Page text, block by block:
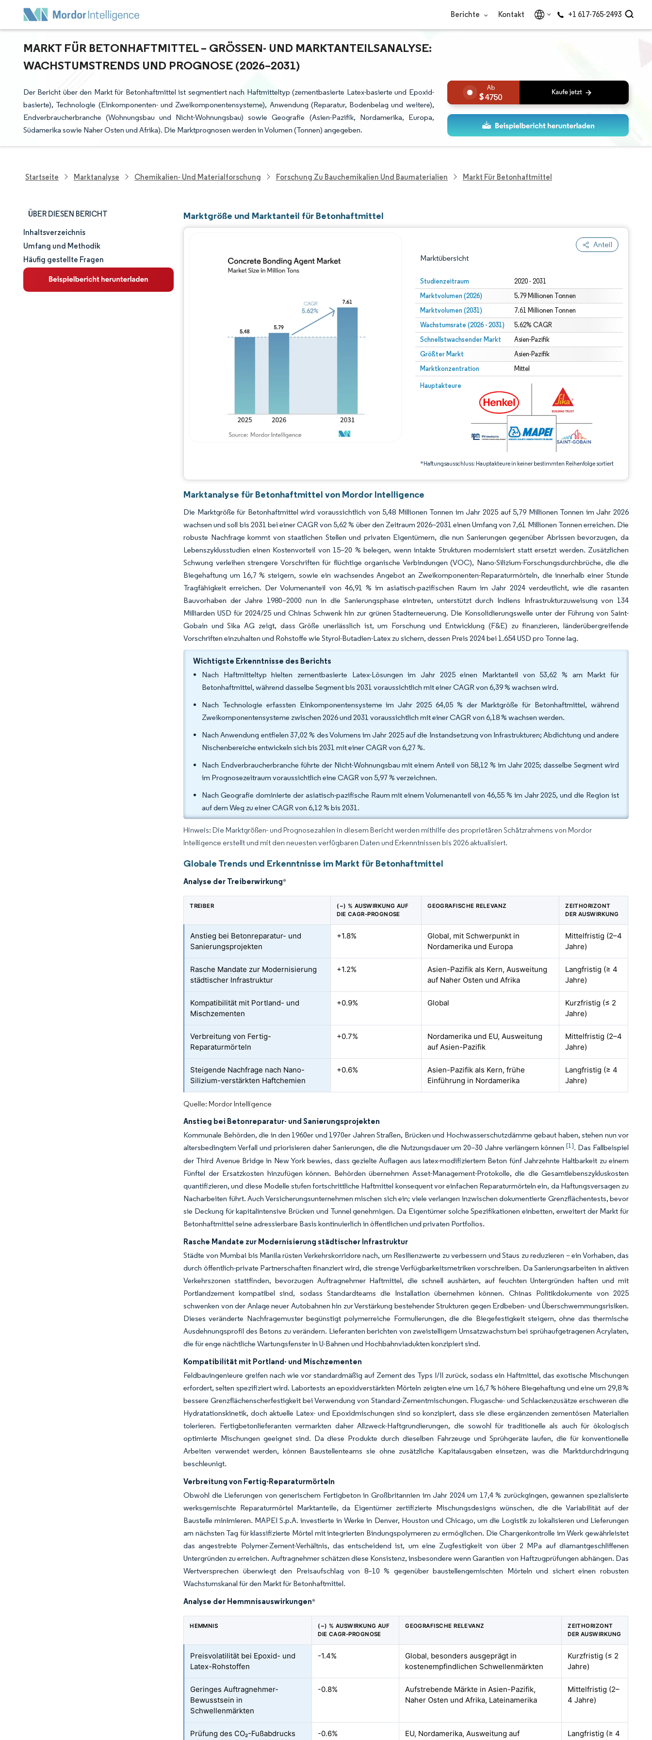
Berichte Kontakt +1 617-765-2493
MARKT FÜR BETONHAFTMITTEL – GRÖSSEN- UND MARKTANTEILSANALYSE: W
ACHSTUMSTRENDS UND PROGNOSE (2026–2031)
Der Bericht über den Markt für Betonhaftmittel ist segmentiert nach Haftmitteltyp (zementbasierte Latex-basierte und Epoxid-
basierte), Technologie (Einkomponenten- und Zweikomponentensysteme), Anwendung (Reparatur, Bodenbelag und weitere),
Endverbraucherbranche (Wohnungsbau und Nicht-Wohnungsbau) sowie Geografie (Asien-Pazifik, Nordamerika, Europa,
Südamerika sowie Naher Osten und Afrika). Die Marktprognosen werden in Volumen (Tonnen) angegeben.
4750
Startseite Marktanalyse Chemikalien- Und Materialforschung Forschung Zu Bauchemikalien Und Baumaterialien Markt Für Betonhaftmittel
ÜBER DIESEN BERICHT
Marktgröße und -anteil
Marktanalyse
Trends und Einblicke
Inhaltsverzeichnis
Umfang und Methodik
Häufig gestellte Fragen
Marktgröße und Marktanteil für Betonhaftmittel
Anteil
Marktübersicht
Studienzeitraum 2020 - 2031
Marktvolumen (2026) 5.79 Millionen Tonnen
Marktvolumen (2031) 7.61 Millionen Tonnen
Wachstumsrate (2026 - 2031) 5.62% CAGR
Schnellstwachsender Markt Asien-Pazifik
Größter Markt Asien-Pazifik
Marktkonzentration Mittel
Hauptakteure
*Haftungsausschluss: Hauptakteure in keiner bestimmten Reihenfolge sortiert
Bild © Mordor Intelligence. Wiederverwendung erfordert Namensnennung gemäß CC BY 4.0.
Bild © Mordor Intelligence. Wiederverwendung erfordert Namensnennung gemäß CC BY 4.0.
Marktanalyse für Betonhaftmittel von Mordor Intelligence
Die Marktgröße für Betonhaftmittel wird voraussichtlich von 5,48 Millionen Tonnen im Jahr 2025 auf 5,79 Millionen Tonnen im Jahr 2026
wachsen und soll bis 2031 bei einer CAGR von 5,62 % über den Zeitraum 2026–2031 einen Umfang von 7,61 Millionen Tonnen erreichen. Die
robuste Nachfrage kommt von staatlichen Stellen und privaten Eigentümern, die nun Sanierungen gegenüber Abrissen bevorzugen, da
Lebenszyklusstudien einen Kostenvorteil von 15–20 % belegen, wenn intakte Strukturen modernisiert statt ersetzt werden. Zusätzlichen
Schwung verleihen strengere Vorschriften für flüchtige organische Verbindungen (VOC), Nano-Silizium-Forschungsdurchbrüche, die die
Biegehaftung um 16,7 % steigern, sowie ein wachsendes Angebot an Zweikomponenten-Reparaturmörteln, die innerhalb einer Stunde
Tragfähigkeit erreichen. Der Volumenanteil von 46,91 % im asiatisch-pazifischen Raum im Jahr 2024 verdeutlicht, wie die rasanten
Bauvorhaben der Jahre 1980–2000 nun in die Sanierungsphase eintreten, unterstützt durch Indiens Infrastrukturzuweisung von 134
Milliarden USD für 2024/25 und Chinas Schwenk hin zur grünen Stadterneuerung. Die Konsolidierungswelle unter der Führung von Saint-
Gobain und Sika AG zeigt, dass Größe unerlässlich ist, um Forschung und Entwicklung (F&E) zu finanzieren, länderübergreifende
Vorschriften einzuhalten und Rohstoffe wie Styrol-Butadien-Latex zu sichern, dessen Preis 2024 bei 1.654 USD pro Tonne lag.
Wichtigste Erkenntnisse des Berichts
Nach Haftmitteltyp hielten zementbasierte Latex-Lösungen im Jahr 2025 einen Marktanteil von 53,62 % am Markt für
Betonhaftmittel, während dasselbe Segment bis 2031 voraussichtlich mit einer CAGR von 6,39 % wachsen wird.
Nach Technologie erfassten Einkomponentensysteme im Jahr 2025 64,05 % der Marktgröße für Betonhaftmittel, während
Zweikomponentensysteme zwischen 2026 und 2031 voraussichtlich mit einer CAGR von 6,18 % wachsen werden.
Nach Anwendung entfielen 37,02 % des Volumens im Jahr 2025 auf die Instandsetzung von Infrastrukturen; Abdichtung und andere
Nischenbereiche entwickeln sich bis 2031 mit einer CAGR von 6,27 %.
Nach Endverbraucherbranche führte der Nicht-Wohnungsbau mit einem Anteil von 58,12 % im Jahr 2025; dasselbe Segment wird
im Prognosezeitraum voraussichtlich eine CAGR von 5,97 % verzeichnen.
Nach Geografie dominierte der asiatisch-pazifische Raum mit einem Volumenanteil von 46,55 % im Jahr 2025, und die Region ist
auf dem Weg zu einer CAGR von 6,12 % bis 2031.
Hinweis: Die Marktgrößen- und Prognosezahlen in diesem Bericht werden mithilfe des proprietären Schätzrahmens von Mordor
Intelligence erstellt und mit den neuesten verfügbaren Daten und Erkenntnissen bis 2026 aktualisiert.
Globale Trends und Erkenntnisse im Markt für Betonhaftmittel
Analyse der Treiberwirkung*
TREIBER
(~) % AUSWIRKUNG AUF
DIE CAGR-PROGNOSE
GEOGRAFISCHE RELEVANZ
ZEITHORIZONT
DER AUSWIRKUNG
Anstieg bei Betonreparatur- und
Sanierungsprojekten
+1.8%
Global, mit Schwerpunkt in
Nordamerika und Europa
Mittelfristig (2–4
Jahre)
Rasche Mandate zur Modernisierung
städtischer Infrastruktur
+1.2%
Asien-Pazifik als Kern, Ausweitung
auf Naher Osten und Afrika
Langfristig (≥ 4
Jahre)
Kompatibilität mit Portland- und
Mischzementen
+0.9% Global
Kurzfristig (≤ 2
Jahre)
Verbreitung von Fertig-
Reparaturmörteln
+0.7%
Nordamerika und EU, Ausweitung
auf Asien-Pazifik
Mittelfristig (2–4
Jahre)
Steigende Nachfrage nach Nano-
Silizium-verstärkten Haftchemien
+0.6%
Asien-Pazifik als Kern, frühe
Einführung in Nordamerika
Langfristig (≥ 4
Jahre)
Quelle: Mordor Intelligence
Anstieg bei Betonreparatur- und Sanierungsprojekten
Kommunale Behörden, die in den 1960er und 1970er Jahren Straßen, Brücken und Hochwasserschutzdämme gebaut haben, stehen nun vor
altersbedingtem Verfall und priorisieren daher Sanierungen, die die Nutzungsdauer um 20–30 Jahre verlängern können[1]. Das Fallbeispiel
der Third Avenue Bridge in New York bewies, dass gezielte Auflagen aus latex-modifiziertem Beton fünf Jahrzehnte Haltbarkeit zu einem
Fünftel der Ersatzkosten hinzufügen können. Behörden übernehmen Asset-Management-Protokolle, die die Gesamtlebenszykluskosten
quantifizieren, und diese Modelle stufen fortschrittliche Haftmittel konsequent vor einfachen Reparaturmörteln ein, da Haftungsversagen zu
Nacharbeiten führt. Auch Versicherungsunternehmen mischen sich ein; viele verlangen inzwischen dokumentierte Grenzflächentests, bevor
sie Deckung für kapitalintensive Brücken und Tunnel genehmigen. Da Eigentümer solche Spezifikationen einbetten, erweitert der Markt für
Betonhaftmittel seine adressierbare Basis kontinuierlich in öffentlichen und privaten Portfolios.
Rasche Mandate zur Modernisierung städtischer Infrastruktur
Städte von Mumbai bis Manila rüsten Verkehrskorridore nach, um Resilienzwerte zu verbessern und Staus zu reduzieren – ein Vorhaben, das
durch öffentlich-private Partnerschaften finanziert wird, die strenge Verfügbarkeitsmetriken vorschreiben. Da Sanierungsarbeiten in aktiven
Verkehrszonen stattfinden, bevorzugen Auftragnehmer Haftmittel, die schnell aushärten, auf feuchten Untergründen haften und mit
Portlandzement kompatibel sind, sodass Standardteams die Installation übernehmen können. Chinas Politikdokumente von 2025
schwenken von der Anlage neuer Autobahnen hin zur Verstärkung bestehender Strukturen gegen Erdbeben- und Überschwemmungsrisiken.
Dieses veränderte Nachfragemuster begünstigt polymerreiche Formulierungen, die die Biegefestigkeit steigern, ohne das thermische
Ausdehnungsprofil des Betons zu verändern. Lieferanten berichten von zweistelligem Umsatzwachstum bei sprühaufgetragenen Acrylaten,
die für enge nächtliche Wartungsfenster in U-Bahnen und Hochbahnviadukten konzipiert sind.
Kompatibilität mit Portland- und Mischzementen
Feldbauingenieure greifen nach wie vor standardmäßig auf Zement des Typs I/II zurück, sodass ein Haftmittel, das exotische Mischungen
erfordert, selten spezifiziert wird. Labortests an epoxidverstärkten Mörteln zeigten eine um 16,7 % höhere Biegehaftung und eine um 29,8 %
bessere Grenzflächenscherfestigkeit bei Verwendung von Standard-Zementmischungen. Flugasche- und Schlackenzusätze erschweren die
Hydratationskinetik, doch aktuelle Latex- und Epoxidmischungen sind so konzipiert, dass sie diese ergänzenden zementösen Materialien
tolerieren. Fertigbetonlieferanten vermarkten daher Allzweck-Haftgrundierungen, die sowohl für traditionelle als auch für ökologisch
optimierte Mischungen geeignet sind. Da diese Produkte durch dieselben Fahrzeuge und Sprühgeräte laufen, die für konventionelle
Arbeiten verwendet werden, können Baustellenteams sie ohne zusätzliche Kapitalausgaben einsetzen, was die Marktdurchdringung
beschleunigt.
Verbreitung von Fertig-Reparaturmörteln
Obwohl die Lieferungen von generischem Fertigbeton in Großbritannien im Jahr 2024 um 17,4 % zurückgingen, gewannen spezialisierte
werksgemischte Reparaturmörtel Marktanteile, da Eigentümer zertifizierte Mischungsdesigns wünschen, die die Variabilität auf der
Baustelle minimieren. MAPEI S.p.A. investierte in Werke in Denver, Houston und Chicago, um die Logistik zu lokalisieren und Lieferungen
am nächsten Tag für klassifizierte Mörtel mit integrierten Bindungspolymeren zu ermöglichen. Die Chargenkontrolle im Werk gewährleistet
das angestrebte Polymer-Zement-Verhältnis, das entscheidend ist, um eine Zugfestigkeit von über 2 MPa auf diamantgeschliffenen
Untergründen zu erreichen. Auftragnehmer schätzen diese Konsistenz, insbesondere wenn Garantien von Haftzugprüfungen abhängen. Das
Wertversprechen überwiegt den Preisaufschlag von 8–10 % gegenüber baustellengemischten Mörteln und sichert einen robusten
Wachstumskanal für den Markt für Betonhaftmittel.
Analyse der Hemmnisauswirkungen*
HEMMNIS
(~) % AUSWIRKUNG AUF
DIE CAGR-PROGNOSE
GEOGRAFISCHE RELEVANZ
ZEITHORIZONT
DER AUSWIRKUNG
Preisvolatilität bei Epoxid- und
Latex-Rohstoffen
-1.4%
Global, besonders ausgeprägt in
kostenempfindlichen Schwellenmärkten
Kurzfristig (≤ 2
Jahre)
Geringes Auftragnehmer-
Bewusstsein in
Schwellenmärkten
-0.8%
Aufstrebende Märkte in Asien-Pazifik,
Naher Osten und Afrika, Lateinamerika
Mittelfristig (2–
4 Jahre)
Prüfung des CO₂-Fußabdrucks
-0.6%
EU, Nordamerika, Ausweitung auf
Langfristig (≥ 4